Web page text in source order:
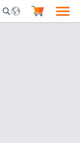
Mobile Search